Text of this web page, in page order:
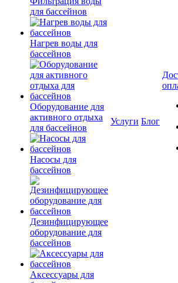
для бассейнов
Нагрев воды для
бассейнов
Оборудование для
активного отдыха
для бассейнов
Насосы для
бассейнов
Дезинфицирующее
оборудование для
бассейнов
Аксессуары для
Услуги Блог